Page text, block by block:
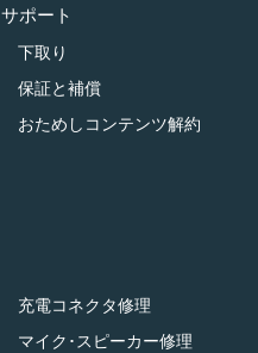
サポート
下取り
保証と補償
おためしコンテンツ解約
充電コネクタ修理
マイク･スピーカー修理